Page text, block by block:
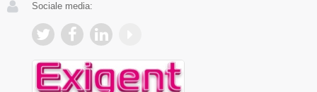
Sociale media: